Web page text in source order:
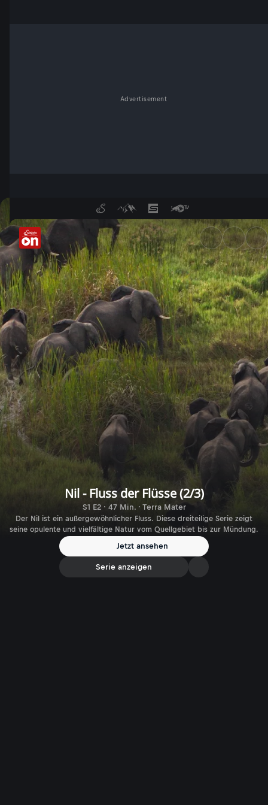
Advertisement
Nil - Fluss der Flüsse: Der
Nil - Fluss der Flüsse (2/3)
S1 E2 · 47 Min. · Terra Mater
Der Nil ist ein außergewöhnlicher Fluss. Diese dreiteilige Serie zeigt
seine opulente und vielfältige Natur vom Quellgebiet bis zur Mündung.
Jetzt ansehen
Serie anzeigen